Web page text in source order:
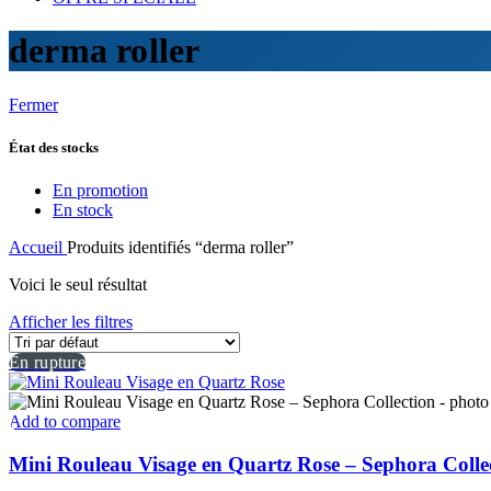
derma roller
Fermer
État des stocks
En promotion
En stock
Accueil Produits identifiés “derma roller”
Voici le seul résultat
Afficher les filtres
En rupture
Add to compare
Mini Rouleau Visage en Quartz Rose – Sephora